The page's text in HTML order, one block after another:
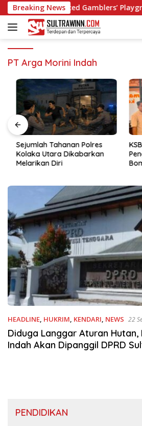
Langsung
ke
konten
Breaking News
Fast‑Paced Gamblers’
PT Arga Morini Indah
Sejumlah Tahanan Polres
Kolaka Utara Dikabarkan
Melarikan Diri
HEADLINE, HUKRIM, KENDARI, NEWS 22
Diduga Langgar Aturan Hutan,
Indah Akan Dipanggil DPRD
PENDIDIKAN